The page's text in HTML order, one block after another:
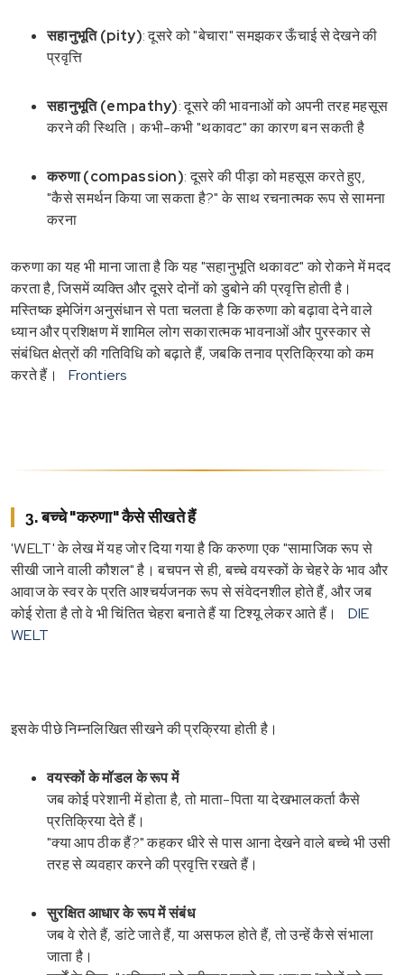
सहानुभूति (pity): दूसरे को "बेचारा" समझकर ऊँचाई से देखने की
प्रवृत्ति
सहानुभूति (empathy): दूसरे की भावनाओं को अपनी तरह महसूस
करने की स्थिति। कभी-कभी "थकावट" का कारण बन सकती है
करुणा (compassion): दूसरे की पीड़ा को महसूस करते हुए,
"कैसे समर्थन किया जा सकता है?" के साथ रचनात्मक रूप से सामना
करना
करुणा का यह भी माना जाता है कि यह "सहानुभूति थकावट" को रोकने में मदद
करता है, जिसमें व्यक्ति और दूसरे दोनों को डुबोने की प्रवृत्ति होती है।
मस्तिष्क इमेजिंग अनुसंधान से पता चलता है कि करुणा को बढ़ावा देने वाले
ध्यान और प्रशिक्षण में शामिल लोग सकारात्मक भावनाओं और पुरस्कार से
संबंधित क्षेत्रों की गतिविधि को बढ़ाते हैं, जबकि तनाव प्रतिक्रिया को कम
करते हैं।
Frontiers
3. बच्चे "करुणा" कैसे सीखते हैं
'WELT' के लेख में यह जोर दिया गया है कि करुणा एक "सामाजिक रूप से
सीखी जाने वाली कौशल" है। बचपन से ही, बच्चे वयस्कों के चेहरे के भाव और
आवाज के स्वर के प्रति आश्चर्यजनक रूप से संवेदनशील होते हैं, और जब
कोई रोता है तो वे भी चिंतित चेहरा बनाते हैं या टिश्यू लेकर आते हैं।
DIE
WELT
इसके पीछे निम्नलिखित सीखने की प्रक्रिया होती है।
वयस्कों के मॉडल के रूप में
जब कोई परेशानी में होता है, तो माता-पिता या देखभालकर्ता कैसे
प्रतिक्रिया देते हैं।
"क्या आप ठीक हैं?" कहकर धीरे से पास आना देखने वाले बच्चे भी उसी
तरह से व्यवहार करने की प्रवृत्ति रखते हैं।
सुरक्षित आधार के रूप में संबंध
जब वे रोते हैं, डांटे जाते हैं, या असफल होते हैं, तो उन्हें कैसे संभाला
जाता है।